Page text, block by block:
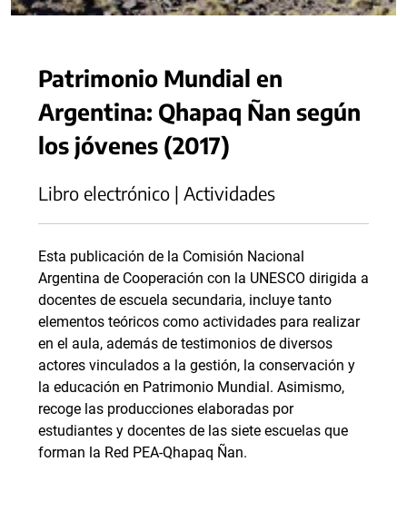
Patrimonio Mundial en
Argentina: Qhapaq Ñan según
los jóvenes (2017)
Libro electrónico | Actividades
Esta publicación de la Comisión Nacional
Argentina de Cooperación con la UNESCO dirigida a
docentes de escuela secundaria, incluye tanto
elementos teóricos como actividades para realizar
en el aula, además de testimonios de diversos
actores vinculados a la gestión, la conservación y
la educación en Patrimonio Mundial. Asimismo,
recoge las producciones elaboradas por
estudiantes y docentes de las siete escuelas que
forman la Red PEA-Qhapaq Ñan.